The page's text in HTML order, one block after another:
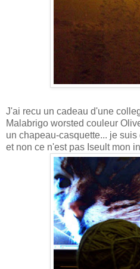
J'ai recu un cadeau d'une
Malabrigo worsted couleur
un chapeau-casquette... je
et non ce n'est pas Iseult mon